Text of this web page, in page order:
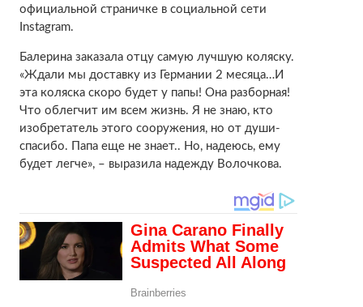
официальной страничке в социальной сети
Instagram.
Балерина заказала отцу самую лучшую коляску.
«Ждали мы доставку из Германии 2 месяца…И
эта коляска скоро будет у папы! Она разборная!
Что облегчит им всем жизнь. Я не знаю, кто
изобретатель этого сооружения, но от души-
спасибо. Папа еще не знает.. Но, надеюсь, ему
будет легче», – выразила надежду Волочкова.